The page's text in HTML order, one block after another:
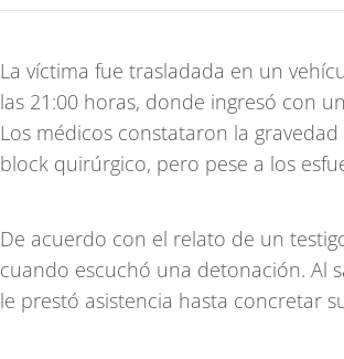
La víctima fue trasladada en un
las 21:00 horas, donde ingresó con
Los médicos constataron la
block quirúrgico, pero pese a los
De acuerdo con el relato de un
cuando escuchó una detonación. Al
le prestó asistencia hasta concretar